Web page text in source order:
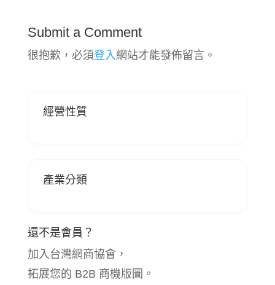
Submit a Comment
很抱歉，必須登入 網站才能發佈留言。
經營性質
產業分類
還不是會員？
加入台灣網商協會，
拓展您的 B2B 商機版圖。